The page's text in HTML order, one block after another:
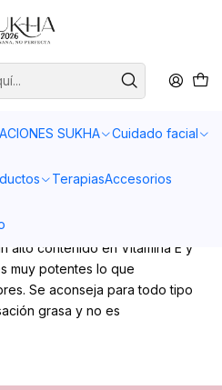
SUKHA Cuidado facial
TerapiasAccesorios
con el codigo COMPRA1
esencial alfa-linoleico
de la piel, entre otras
alto contenido en Vitamina E y
muy potentes lo que
Se aconseja para todo tipo
grasa y no es